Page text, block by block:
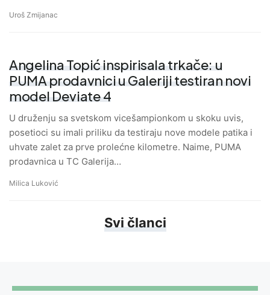
Uroš Zmijanac
Angelina Topić inspirisala trkače: u
PUMA prodavnici u Galeriji testiran novi
model Deviate 4
U druženju sa svetskom vicešampionkom u skoku uvis,
posetioci su imali priliku da testiraju nove modele patika i
uhvate zalet za prve prolećne kilometre. Naime, PUMA
prodavnica u TC Galerija…
Milica Luković
Svi članci